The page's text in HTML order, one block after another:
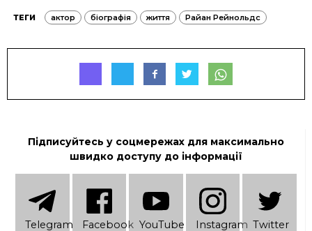
ТЕГИ актор біографія життя Райан Рейнольдс
Підписуйтесь у соцмережах для максимально
швидко доступу до інформації
Telеgram Facebook YouTube Instagram Twitter